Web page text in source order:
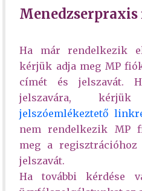
Ha már rendelkezik
kérjük adja meg MP
címét és jelszavát.
jelszavára,
jelszóemlékeztető
nem rendelkezik MP
meg a
jelszavát.
Ha további kérdése